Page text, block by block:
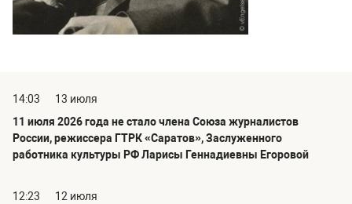
14:03
13 июля
11 июля 2026 года не стало члена Союза журналистов
России, режиссера ГТРК «Саратов», Заслуженного
работника культуры РФ Ларисы Геннадиевны Егоровой
12:23
12 июля